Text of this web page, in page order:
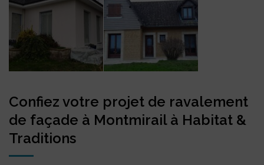
Confiez votre projet de ravalement
de façade à Montmirail à Habitat &
Traditions